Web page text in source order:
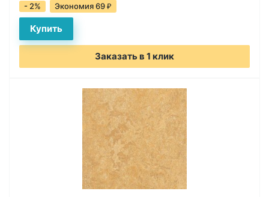
- 2% Экономия 69 ₽
Заказать в 1 клик